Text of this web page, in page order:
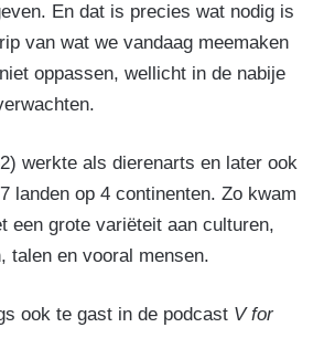
En dat is precies wat nodig is
van wat we vandaag meemaken
oppassen, wellicht in de nabije
werkte als dierenarts en later ook
landen op 4 continenten. Zo kwam
een grote variëteit aan culturen,
talen en vooral mensen.
ook te gast in de podcast V for